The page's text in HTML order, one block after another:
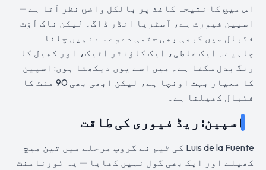
اس میچ کا نتیجہ کاغذ پر بالکل واضح نظر آتا ہے —
اسپین فیورٹ ہے، آسٹریا انڈر ڈاگ۔ لیکن ناک آؤٹ
فٹبال میں کبھی بھی حتمی دعوے سے نہیں چلنا
چاہیے۔ ایک غلطی، ایک کاؤنٹر اٹیک، اور کھیل کا
رنگ بدل سکتا ہے۔ میں اسے یوں دیکھتا ہوں: اسپین
کا معیار بہت اونچا ہے، لیکن ابھی بھی 90 منٹ کا
فٹبال کھیلنا ہے۔
اسپین: ریڈ فیوری کی طاقت
Luis de la Fuente کی ٹیم نے گروپ مرحلے میں تین میچ
کھیلے اور ایک بھی گول نہیں کھایا — یہ ٹورنامنٹ